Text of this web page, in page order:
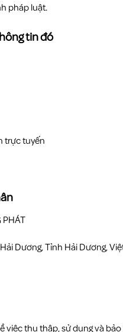
pháp luật.
tin đó
trực tuyến
PHÁT
Dương, Tỉnh Hải Dương,
việc thu thập, sử dụng và